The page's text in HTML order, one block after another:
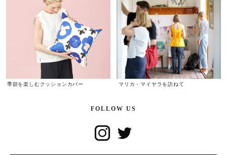
季節を楽しむクッションカバー マリカ・マイヤラを訪ねて
FOLLOW US